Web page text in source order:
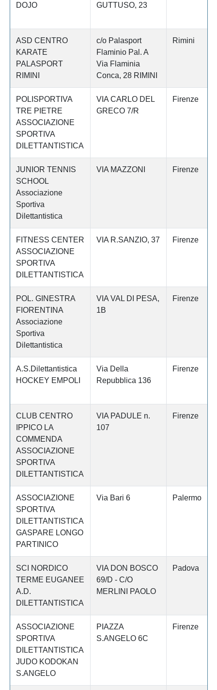
DOJO
GUTTUSO, 23
ASD CENTRO
KARATE
PALASPORT
RIMINI
c/o Palasport
Flaminio Pal. A
Via Flaminia
Conca, 28 RIMINI
Rimini
POLISPORTIVA
TRE PIETRE
ASSOCIAZIONE
SPORTIVA
DILETTANTISTICA
VIA CARLO DEL
GRECO 7/R
Firenze
JUNIOR TENNIS
SCHOOL
Associazione
Sportiva
Dilettantistica
VIA MAZZONI Firenze
FITNESS CENTER
ASSOCIAZIONE
SPORTIVA
DILETTANTISTICA
VIA R.SANZIO, 37 Firenze
POL. GINESTRA
FIORENTINA
Associazione
Sportiva
Dilettantistica
VIA VAL DI PESA,
1B
Firenze
A.S.Dilettantistica
HOCKEY EMPOLI
Via Della
Repubblica 136
Firenze
CLUB CENTRO
IPPICO LA
COMMENDA
ASSOCIAZIONE
SPORTIVA
DILETTANTISTICA
VIA PADULE n.
107
Firenze
ASSOCIAZIONE
SPORTIVA
DILETTANTISTICA
GASPARE LONGO
PARTINICO
Via Bari 6 Palermo
SCI NORDICO
TERME EUGANEE
A.D.
DILETTANTISTICA
VIA DON BOSCO
69/D - C/O
MERLINI PAOLO
Padova
ASSOCIAZIONE
SPORTIVA
DILETTANTISTICA
JUDO KODOKAN
S.ANGELO
PIAZZA
S.ANGELO 6C
Firenze